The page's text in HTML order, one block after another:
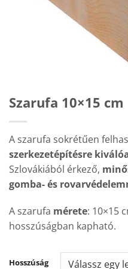
Szarufa 10×15 cm
A szarufa sokrétűen
szerkezetépítésre
Szlovákiából érkező,
gomba- és
A szarufa mérete: 10×15
hosszúságban kapható.
Hosszúság